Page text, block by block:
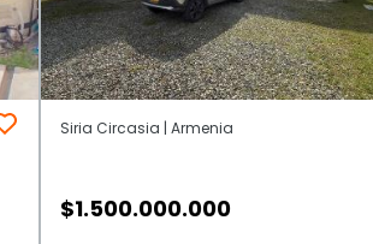
Siria Circasia | Armenia
$1.500.000.000